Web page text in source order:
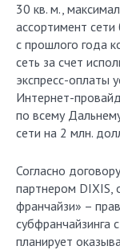
30 кв. м.,
ассортимент
с прошлого года
сеть за счет
экспресс-оплаты
Интернет-
по всему
сети на 2 млн.
Согласно
партнером
франчайзи» –
субфранчайзинга
планирует